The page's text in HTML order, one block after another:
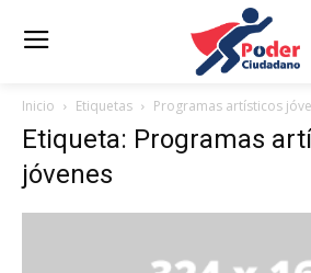
Inicio Etiquetas Programas artísticos
Etiqueta: Programas
jóvenes